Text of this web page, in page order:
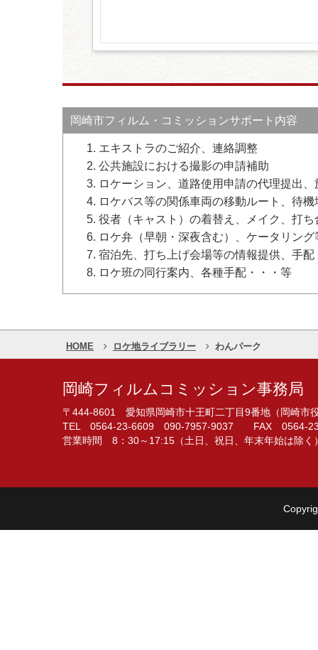
岡崎市フィルム・コミッションサポート内容
エキストラのご紹介、連絡調整
公共施設における撮影の申請補助
ロケーション、道路使用申請の代理提出
ロケバス等の関係車両の移動ルート、待
役者（キャスト）の着替え、メイク、打
ロケ弁（早朝・深夜含む）、ケータリン
宿泊先、打ち上げ会場等の情報提供、手配
ロケ班の同行案内、各種手配・・・等
HOME ロケ地ライブラリー わんパーク
岡崎フィルムコミッション事務局
〒444-8601 愛知県岡崎市十王町二丁目9番地（岡崎市
TEL 0564-23-6609 090-7957-9037 FAX 0564-
営業時間 8：30～17:15（土日、祝日、年末年始は除く